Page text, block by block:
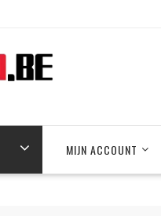
MIJN ACCOUNT